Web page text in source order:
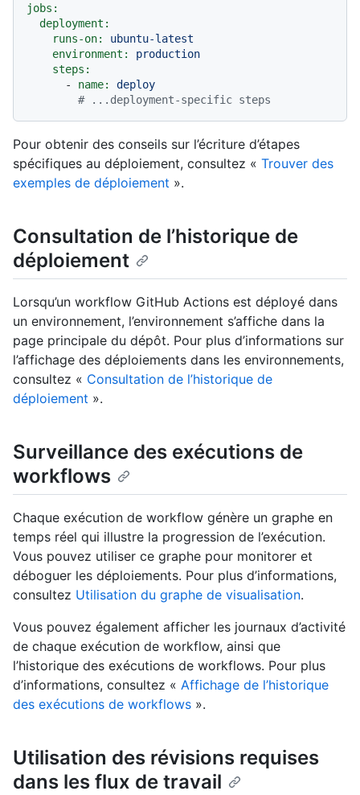
jobs:
deployment:
runs-on:
ubuntu-latest
environment:
production
steps:
-
name:
deploy
# ...deployment-specific steps
Pour obtenir des conseils sur l’écriture d’étapes
spécifiques au déploiement, consultez « Trouver des
exemples de déploiement ».
Consultation de l’historique de
déploiement
Lorsqu’un workflow GitHub Actions est déployé dans
un environnement, l’environnement s’affiche dans la
page principale du dépôt. Pour plus d’informations sur
l’affichage des déploiements dans les environnements,
consultez « Consultation de l’historique de
déploiement ».
Surveillance des exécutions de
workflows
Chaque exécution de workflow génère un graphe en
temps réel qui illustre la progression de l’exécution.
Vous pouvez utiliser ce graphe pour monitorer et
déboguer les déploiements. Pour plus d’informations,
consultez Utilisation du graphe de visualisation.
Vous pouvez également afficher les journaux d’activité
de chaque exécution de workflow, ainsi que
l’historique des exécutions de workflows. Pour plus
d’informations, consultez « Affichage de l’historique
des exécutions de workflows ».
Utilisation des révisions requises
dans les flux de travail